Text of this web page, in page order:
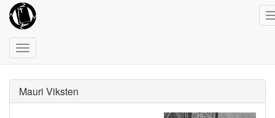
Toggle
navigation
Mauri Viksten